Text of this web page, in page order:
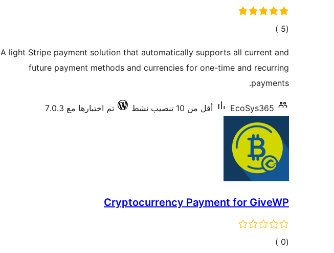
(5
إجمالي)
A light Stripe payment solution that automatically supports all current and
future payment methods and currencies for one-time and recurring
payments.
EcoSys365 أقل من 10 تنصيب نشط تم اختبارها مع 7.0.3
Cryptocurrency Payment for GiveWP
(0
إجمالي)